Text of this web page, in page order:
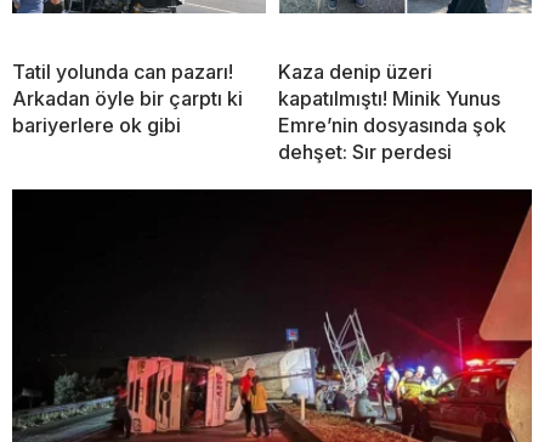
Tatil yolunda can pazarı!
Arkadan öyle bir çarptı ki
bariyerlere ok gibi
Kaza denip üzeri
kapatılmıştı! Minik Yunus
Emre’nin dosyasında şok
dehşet: Sır perdesi